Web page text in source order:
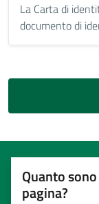
La Carta di
documento di
Quanto
pagina?